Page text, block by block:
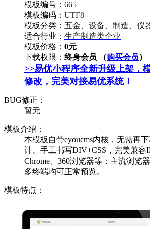
模板编号： 665
模板编码： UTF8
模板分类： 五金、设备、制造、仪
适合行业： 生产制造类企业
模板价格： 0元
下载权限： 终身会员 （购买会员）
>>易优小程序全新升级上架，
修改，完美对接易优系统！
BUG修正：
暂无
模板介绍：
本模板自带eyoucms内核，无需再
计、手工书写DIV+CSS，完美兼容
Chrome、360浏览器等；主流浏览
多终端均可正常预览。
模板特点：